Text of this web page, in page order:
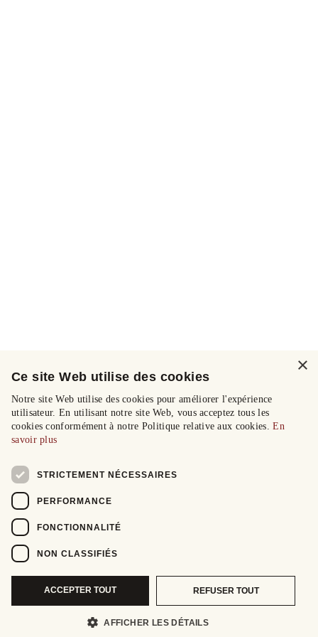
×
Ce site Web utilise des cookies
Notre site Web utilise des cookies pour améliorer l'expérience
utilisateur. En utilisant notre site Web, vous acceptez tous les
cookies conformément à notre Politique relative aux cookies.En
savoir plus
STRICTEMENT NÉCESSAIRES
PERFORMANCE
FONCTIONNALITÉ
NON CLASSIFIÉS
ACCEPTER TOUT REFUSER TOUT
AFFICHER LES DÉTAILS